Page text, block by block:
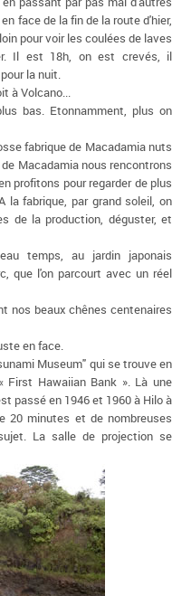
face de la fin de la route d'hier,
pour voir les coulées de laves
Il est 18h, on est crevés, il
la nuit.
à Volcano...
bas. Etonnamment, plus on
fabrique de Macadamia nuts
Macadamia nous rencontrons
profitons pour regarder de plus
la fabrique, par grand soleil, on
de la production, déguster, et
temps, au jardin japonais
que l'on parcourt avec un réel
nos beaux chênes centenaires
en face.
Museum" qui se trouve en
First Hawaiian Bank ». Là une
passé en 1946 et 1960 à Hilo à
20 minutes et de nombreuses
La salle de projection se